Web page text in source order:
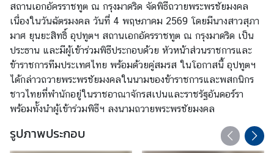
อ
ก
อั
ค
ร
ร
า
ช
ต
สถานเอกอัครราชทูต ณ กรุงมาดริด จัดพิธีถวายพระพรชัยมงคล
เนื่องในวันฉัตรมงคล วันที่ 4 พฤษภาคม 2569 โดยมีนางสาวสุภา
มาศ ยุนยะสิทธิ์ อุปทูตฯ สถานเอกอัครราชทูต ณ กรุงมาดริด เป็น
ประธาน และมีผู้เข้าร่วมพิธีประกอบด้วย หัวหน้าส่วนราชการและ
ข้าราชการทีมประเทศไทย พร้อมด้วยคู่สมรส ในโอกาสนี้ อุปทูตฯ
ได้กล่าวถวายพระพรชัยมงคลในนามของข้าราชการและพสกนิกร
ชาวไทยที่พำนักอยู่ในราชอาณาจักรสเปนและราชรัฐอันดอร์รา
พร้อมทั้งนำผู้เข้าร่วมพิธีฯ ลงนามถวายพระพรชัยมงคล
รูปภาพประกอบ